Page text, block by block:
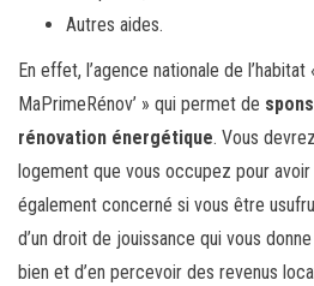
Autres aides.
En effet, l’agence nationale de l’habitat
MaPrimeRénov’ » qui permet de
rénovation énergétique. Vous
logement que vous occupez pour
également concerné si vous être
d’un droit de jouissance qui vous
bien et d’en percevoir des revenus